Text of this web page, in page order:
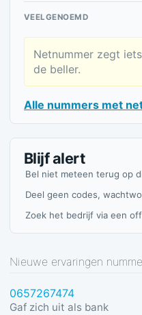
VEELGENOEMD
Netnummer zegt
de beller.
Alle nummers met
Blijf alert
Bel niet meteen terug op
Deel geen codes,
Zoek het bedrijf via een
Nieuwe ervaringen
0657267474
Gaf zich uit als bank